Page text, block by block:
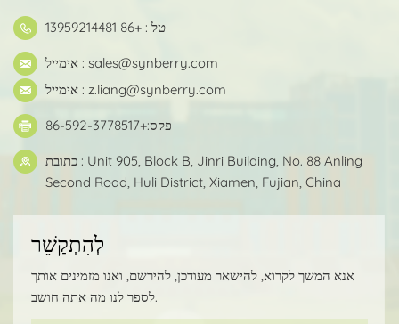
טל : +86 13959214481
אימייל : sales@synberry.com
אימייל : z.liang@synberry.com
פקס:+86-592-3778517
כתובת : Unit 905, Block B, Jinri Building, No. 88 Anling
Second Road, Huli District, Xiamen, Fujian, China
לְהִתְקַשֵׁר
אנא המשך לקרוא, להישאר מעודכן, להירשם, ואנו מזמינים אותך
לספר לנו מה אתה חושב.